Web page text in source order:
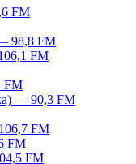
FM
98,8 FM
FM
FM
— 90,3 FM
FM
FM
FM